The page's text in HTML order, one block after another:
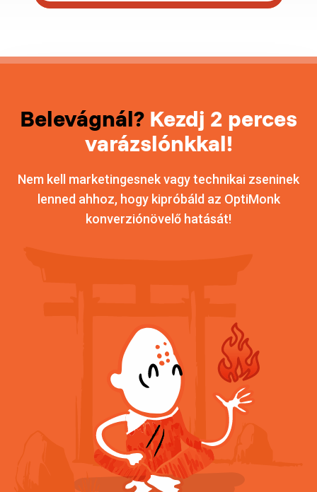
Belevágnál? Kezdj 2 perces
varázslónkkal!
Nem kell marketingesnek vagy technikai zseninek
lenned ahhoz, hogy kipróbáld az OptiMonk
konverziónövelő hatását!